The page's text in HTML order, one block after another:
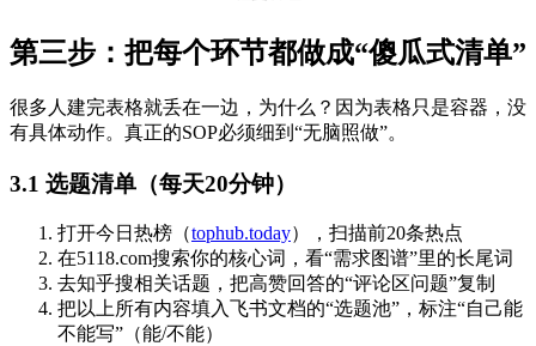
第三步：把每个环节都做成“傻瓜式清单”
很多人建完表格就丢在一边，为什么？因为表格只是容器，没
有具体动作。真正的SOP必须细到“无脑照做”。
3.1 选题清单（每天20分钟）
打开今日热榜（tophub.today），扫描前20条热点
在5118.com搜索你的核心词，看“需求图谱”里的长尾词
去知乎搜相关话题，把高赞回答的“评论区问题”复制
把以上所有内容填入飞书文档的“选题池”，标注“自己能
不能写”（能/不能）